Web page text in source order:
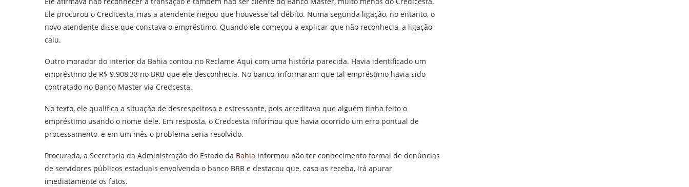
Ele procurou o Credicesta, mas a atendente negou que houvesse tal débito. Numa segunda ligação, no entanto, o
novo atendente disse que constava o empréstimo. Quando ele começou a explicar que não reconhecia, a ligação
caiu.
Outro morador do interior da Bahia contou no Reclame Aqui com uma história parecida. Havia identificado um
empréstimo de R$ 9.908,38 no BRB que ele desconhecia. No banco, informaram que tal empréstimo havia sido
contratado no Banco Master via Credcesta.
No texto, ele qualifica a situação de desrespeitosa e estressante, pois acreditava que alguém tinha feito o
empréstimo usando o nome dele. Em resposta, o Credcesta informou que havia ocorrido um erro pontual de
processamento, e em um mês o problema seria resolvido.
Procurada, a Secretaria da Administração do Estado da Bahia informou não ter conhecimento formal de denúncias
de servidores públicos estaduais envolvendo o banco BRB e destacou que, caso as receba, irá apurar
imediatamente os fatos.